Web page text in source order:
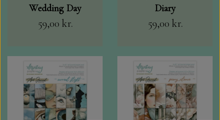
Wedding Day
59,00 kr.
Diary
59,00 kr.